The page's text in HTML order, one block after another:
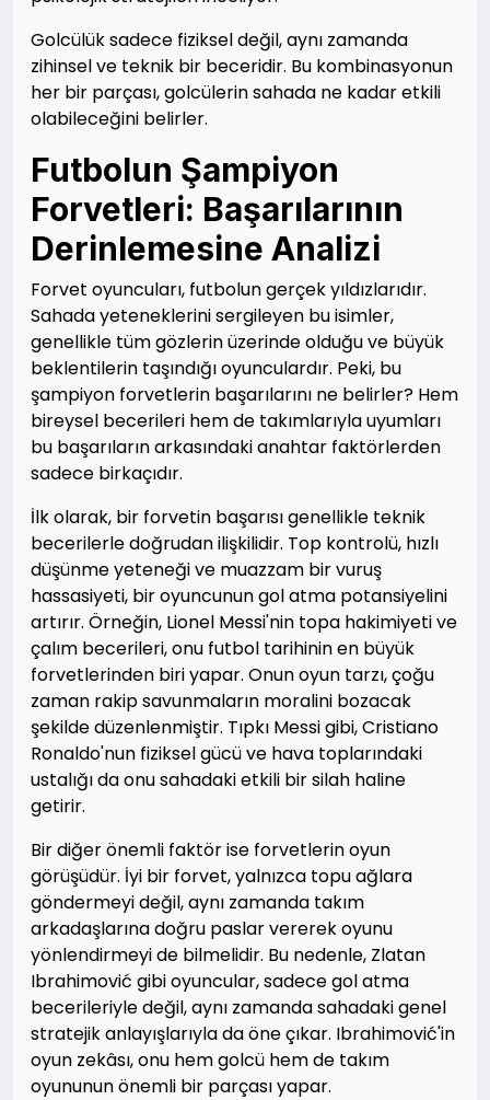
Golcülük sadece fiziksel değil, aynı zamanda
zihinsel ve teknik bir beceridir. Bu kombinasyonun
her bir parçası, golcülerin sahada ne kadar etkili
olabileceğini belirler.
Futbolun Şampiyon
Forvetleri: Başarılarının
Derinlemesine Analizi
Forvet oyuncuları, futbolun gerçek yıldızlarıdır.
Sahada yeteneklerini sergileyen bu isimler,
genellikle tüm gözlerin üzerinde olduğu ve büyük
beklentilerin taşındığı oyunculardır. Peki, bu
şampiyon forvetlerin başarılarını ne belirler? Hem
bireysel becerileri hem de takımlarıyla uyumları
bu başarıların arkasındaki anahtar faktörlerden
sadece birkaçıdır.
İlk olarak, bir forvetin başarısı genellikle teknik
becerilerle doğrudan ilişkilidir. Top kontrolü, hızlı
düşünme yeteneği ve muazzam bir vuruş
hassasiyeti, bir oyuncunun gol atma potansiyelini
artırır. Örneğin, Lionel Messi'nin topa hakimiyeti ve
çalım becerileri, onu futbol tarihinin en büyük
forvetlerinden biri yapar. Onun oyun tarzı, çoğu
zaman rakip savunmaların moralini bozacak
şekilde düzenlenmiştir. Tıpkı Messi gibi, Cristiano
Ronaldo'nun fiziksel gücü ve hava toplarındaki
ustalığı da onu sahadaki etkili bir silah haline
getirir.
Bir diğer önemli faktör ise forvetlerin oyun
görüşüdür. İyi bir forvet, yalnızca topu ağlara
göndermeyi değil, aynı zamanda takım
arkadaşlarına doğru paslar vererek oyunu
yönlendirmeyi de bilmelidir. Bu nedenle, Zlatan
Ibrahimović gibi oyuncular, sadece gol atma
becerileriyle değil, aynı zamanda sahadaki genel
stratejik anlayışlarıyla da öne çıkar. Ibrahimović'in
oyun zekâsı, onu hem golcü hem de takım
oyununun önemli bir parçası yapar.